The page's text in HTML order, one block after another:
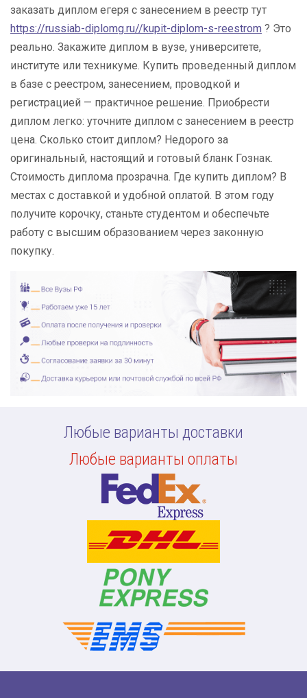
заказать диплом егеря с занесением в реестр тут
https://russiab-diplomg.ru//kupit-diplom-s-reestrom ? Это
реально. Закажите диплом в вузе, университете,
институте или техникуме. Купить проведенный диплом
в базе с реестром, занесением, проводкой и
регистрацией — практичное решение. Приобрести
диплом легко: уточните диплом с занесением в реестр
цена. Сколько стоит диплом? Недорого за
оригинальный, настоящий и готовый бланк Гознак.
Стоимость диплома прозрачна. Где купить диплом? В
местах с доставкой и удобной оплатой. В этом году
получите корочку, станьте студентом и обеспечьте
работу с высшим образованием через законную
покупку.
Любые варианты доставки
Любые варианты оплаты